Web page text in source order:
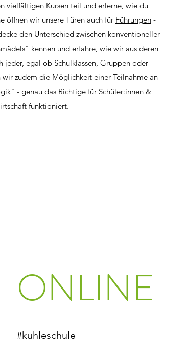
vielfältigen Kursen teil und erlerne, wie du
öffnen wir unsere Türen auch für Führungen-
den Unterschied zwischen konventioneller
kennen und erfahre, wie wir aus deren
egal ob Schulklassen, Gruppen oder
zudem die Möglichkeit einer Teilnahme an
" - genau das Richtige für Schüler:innen &
funktioniert.
ONLINE
#kuhleschule